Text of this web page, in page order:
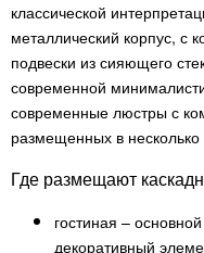
классической
металлический корпус, с
подвески из сияющего
современной
современные люстры с
размещенных в несколько
Где размещают
гостиная –
декоративный